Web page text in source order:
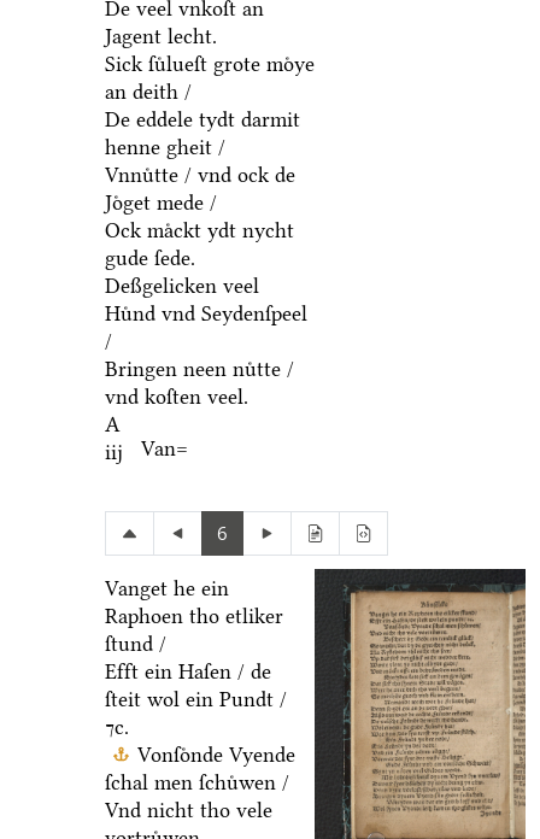
De veel vnkoſt an
Jagent lecht.
Sick ſuͤlueſt grote moͤye
an deith /
De eddele tydt darmit
henne gheit /
Vnnuͤtte / vnd ock de
Joͤget mede /
Ock maͤckt ydt nycht
gude ſede.
Deßgelicken veel
Huͤnd vnd Seydenſpeel
/
Bringen neen nuͤtte /
vnd koſten veel.
A
iij
Van=
6
Vanget he ein
Raphoen tho etliker
ſtund /
Efft ein Haſen / de
ſteit wol ein Pundt /
⁊c.
Vonſoͤnde Vyende
ſchal men ſchuͤwen /
Vnd nicht tho vele